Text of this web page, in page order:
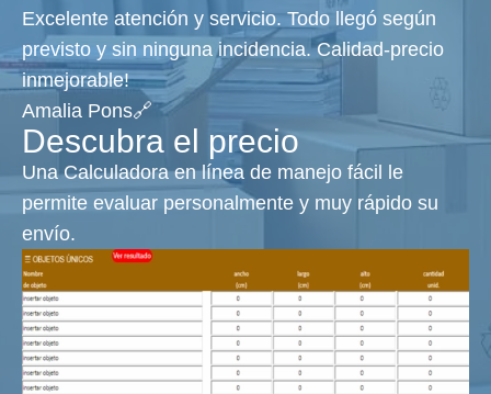
Excelente atención y servicio. Todo llegó según
previsto y sin ninguna incidencia. Calidad-precio
inmejorable!
Amalia Pons🔗
Descubra el precio
Una Calculadora en línea de manejo fácil le
permite evaluar personalmente y muy rápido su
envío.